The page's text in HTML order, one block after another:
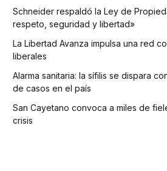
Schneider respaldó la Ley de
respeto, seguridad y libertad»
La Libertad Avanza impulsa una red
liberales
Alarma sanitaria: la sífilis se dispara
de casos en el país
San Cayetano convoca a miles de
crisis